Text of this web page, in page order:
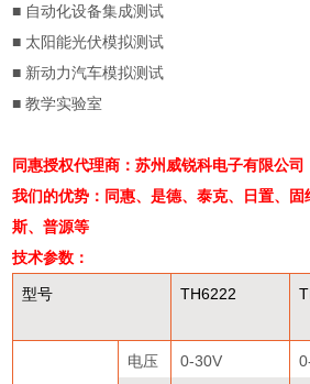
■ 自动化设备集成测试
■ 太阳能光伏模拟测试
■ 新动力汽车模拟测试
■ 教学实验室
同惠授权代理商：苏州威锐科电子有限公司
我们的优势：同惠、是德、泰克、日置、
斯、普源等
技术参数：
型号 TH6222
电压 0-30V